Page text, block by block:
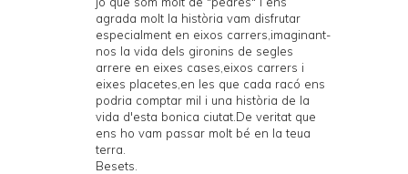
agrada molt la història vam disfrutar
especialment en eixos carrers,imaginant-
nos la vida dels gironins de segles
arrere en eixes cases,eixos carrers i
eixes placetes,en les que cada racó ens
podria comptar mil i una història de la
vida d'esta bonica ciutat.De veritat que
ens ho vam passar molt bé en la teua
terra.
Besets.